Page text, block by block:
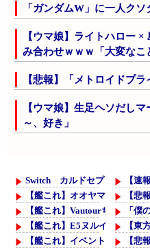
「ガンダムW」に一人ク
【ウマ娘】ライトハロー
み合わせｗｗｗ「大変なこ
【悲報】「メトロイドプ
【ウマ娘】生足ヘソだし
～、好き」
Switch カルドセプト ザ ファ
【艦これ】オオヤマトウサギ
【艦これ】Vautourちゃんは
【艦これ】E5ヌルイとかい
【艦これ】イベントぼちぼち
【速
【悲
「僕
【東
【悲